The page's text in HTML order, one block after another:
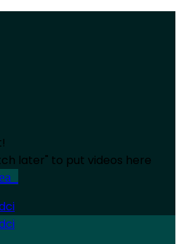
later" to put videos here